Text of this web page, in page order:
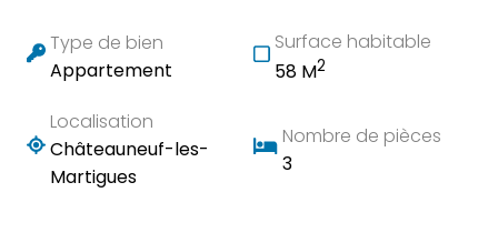
Type de bien
Appartement
Surface habitable
58 M2
Localisation
Châteauneuf-les-
Martigues
Nombre de pièces
3